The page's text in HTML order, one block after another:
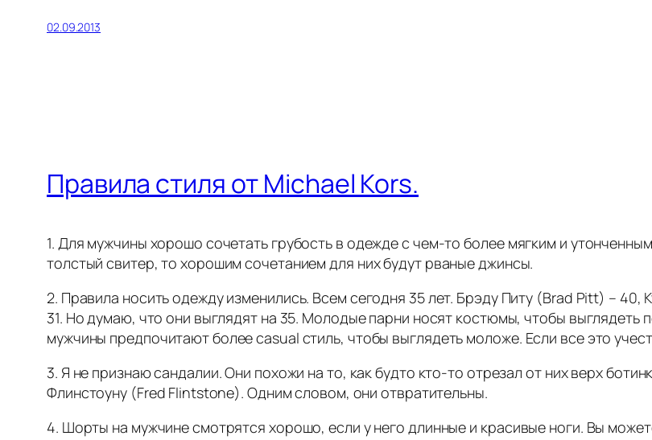
02.09.2013
Правила стиля от Michael Kors.
1. Для мужчины хорошо сочетать грубость в одежде с чем-то более мягким и
толстый свитер, то хорошим сочетанием для них будут рваные джинсы.
2. Правила носить одежду изменились. Всем сегодня 35 лет. Брэду Питу (Brad Pitt) –
31. Но думаю, что они выглядят на 35. Молодые парни носят костюмы, чтобы выглядеть
мужчины предпочитают более casual стиль, чтобы выглядеть моложе. Если все это
3. Я не признаю сандалии. Они похожи на то, как будто кто-то отрезал от них верх
Флинстоуну (Fred Flintstone). Одним словом, они отвратительны.
4. Шорты на мужчине смотрятся хорошо, если у него длинные и красивые ноги. Вы